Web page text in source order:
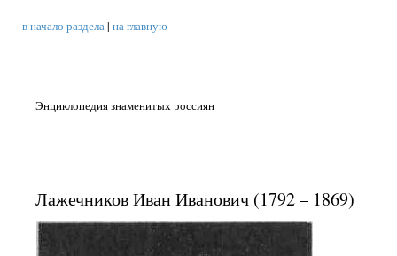
в начало раздела| на главную
Энциклопедия знаменитых россиян
Лажечников Иван Иванович (1792 – 1869)